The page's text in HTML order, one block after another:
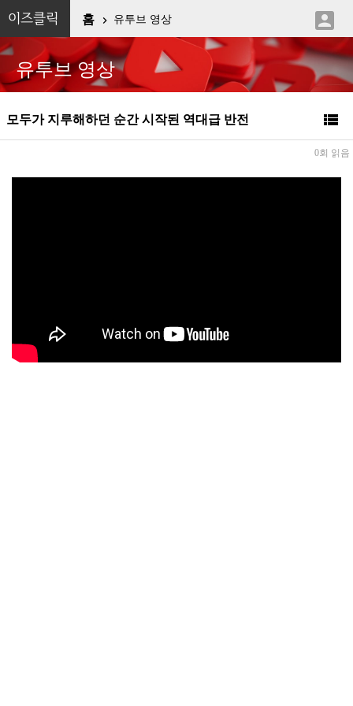
이즈클릭 홈  유투브 영상 
유투브 영상
모두가 지루해하던 순간 시작된 역대급 반전 
0회 읽음